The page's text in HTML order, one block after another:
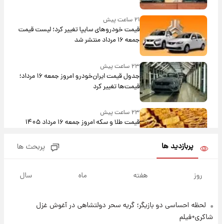
۲۱ ساعت پیش
قیمت خودروهای سایپا تغییر کرد؛ لیست قیمت
جمعه ۱۶ مرداد منتشر شد
۲۳ ساعت پیش
جدول قیمت ایران‌خودرو امروز جمعه ۱۶ مرداد؛
قیمت‌ها تغییر کرد
۲۳ ساعت پیش
قیمت طلا و سکه امروز جمعه ۱۶ مرداد ۱۴۰۵
درباره وضعیت او چه گفت؟
۱ روز پیش
پربازدید ها پربحث ها
روز هفته ماه سال
لحظه احساسی دو بازیگر؛ گریه سحر دولتشاهی در آغوش غزل
شاکری+فیلم